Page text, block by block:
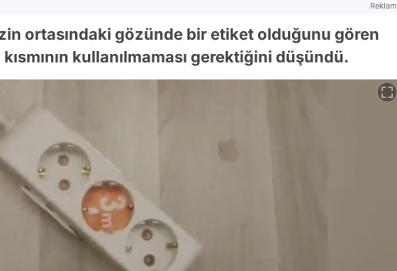
Reklam
ortasındaki gözünde bir etiket olduğunu gören
kullanılmaması gerektiğini düşündü.